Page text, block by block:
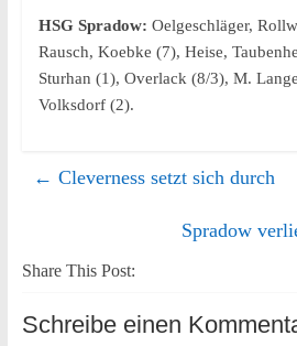
HSG Spradow: Oelgeschläger,
Rausch, Koebke (7), Heise,
Sturhan (1), Overlack (8/3), M.
Volksdorf (2).
← Cleverness setzt sich durch
Spradow
Share This Post:
Schreibe einen